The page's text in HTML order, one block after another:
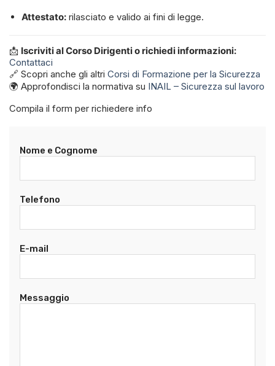
Attestato:rilasciato e valido ai fini di legge.
📩 Iscriviti al Corso Dirigenti o richiedi informazioni:
Contattaci
🔗 Scopri anche gli altri Corsi di Formazione per la Sicurezza
🌍 Approfondisci la normativa su INAIL – Sicurezza sul lavoro
Compila il form per richiedere info
Nome e Cognome
Telefono
E-mail
Messaggio